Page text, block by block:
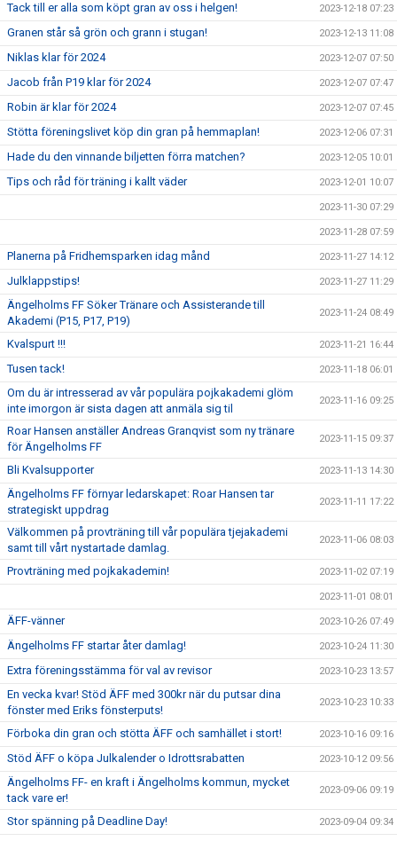
Tack till er alla som köpt gran av oss i helgen! 2023-12-18 07:23
Granen står så grön och grann i stugan! 2023-12-13 11:08
Niklas klar för 2024 2023-12-07 07:50
Jacob från P19 klar för 2024 2023-12-07 07:47
Robin är klar för 2024 2023-12-07 07:45
Stötta föreningslivet köp din gran på hemmaplan! 2023-12-06 07:31
Hade du den vinnande biljetten förra matchen? 2023-12-05 10:01
Tips och råd för träning i kallt väder 2023-12-01 10:07
2023-11-30 07:29
2023-11-28 07:59
Planerna på Fridhemsparken idag månd 2023-11-27 14:12
Julklappstips! 2023-11-27 11:29
Ängelholms FF Söker Tränare och Assisterande till
Akademi (P15, P17, P19)
2023-11-24 08:49
Kvalspurt !!! 2023-11-21 16:44
Tusen tack! 2023-11-18 06:01
Om du är intresserad av vår populära pojkakademi glöm
inte imorgon är sista dagen att anmäla sig til
2023-11-16 09:25
Roar Hansen anställer Andreas Granqvist som ny tränare
för Ängelholms FF
2023-11-15 09:37
Bli Kvalsupporter 2023-11-13 14:30
Ängelholms FF förnyar ledarskapet: Roar Hansen tar
strategiskt uppdrag
2023-11-11 17:22
Välkommen på provträning till vår populära tjejakademi
samt till vårt nystartade damlag.
2023-11-06 08:03
Provträning med pojkakademin! 2023-11-02 07:19
2023-11-01 08:01
ÄFF-vänner 2023-10-26 07:49
Ängelholms FF startar åter damlag! 2023-10-24 11:30
Extra föreningsstämma för val av revisor 2023-10-23 13:57
En vecka kvar! Stöd ÄFF med 300kr när du putsar dina
fönster med Eriks fönsterputs!
2023-10-23 10:33
Förboka din gran och stötta ÄFF och samhället i stort! 2023-10-16 09:16
Stöd ÄFF o köpa Julkalender o Idrottsrabatten 2023-10-12 09:56
Ängelholms FF- en kraft i Ängelholms kommun, mycket
tack vare er!
2023-09-06 09:19
Stor spänning på Deadline Day! 2023-09-04 09:34